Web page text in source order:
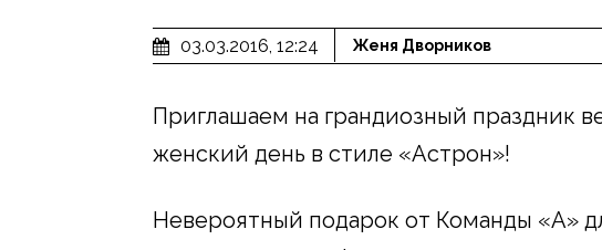
03.03.2016, 12:24 Женя Дворников
Приглашаем на грандиозный праздник
женский день в стиле «Астрон»!
Невероятный подарок от Команды «А»